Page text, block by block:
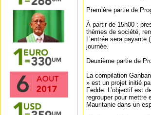
Première partie de
À partir de 15h00 :
thèmes de société,
L’entrée sera
journée.
Deuxième partie de
La compilation
» est un projet initié
Fedde. L’objectif est
regrouper pour mettre
Mauritanie dans un